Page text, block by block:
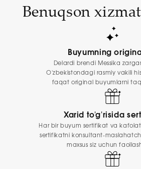
Benuqson
Buyumning
Delardi brendi Messika
O'zbekistondagi rasmiy vakili
faqat original buyumlarni
Xarid to'g'risida
Har bir buyum sertifikat va
sertifikatni konsultant-
maxsus siz uchun